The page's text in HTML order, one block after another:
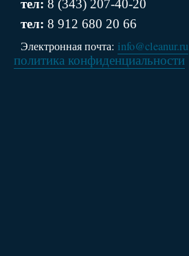
тел: 8 (343) 207-40-20
тел: 8 912 680 20 66
Электронная почта: info@cleanur.ru
политика конфиденциальности